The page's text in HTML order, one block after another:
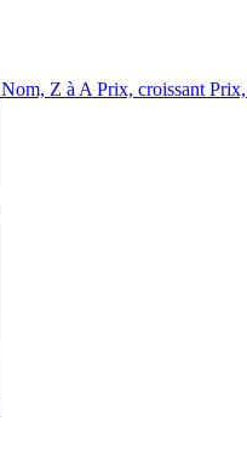
Nom, Z à A Prix, croissant